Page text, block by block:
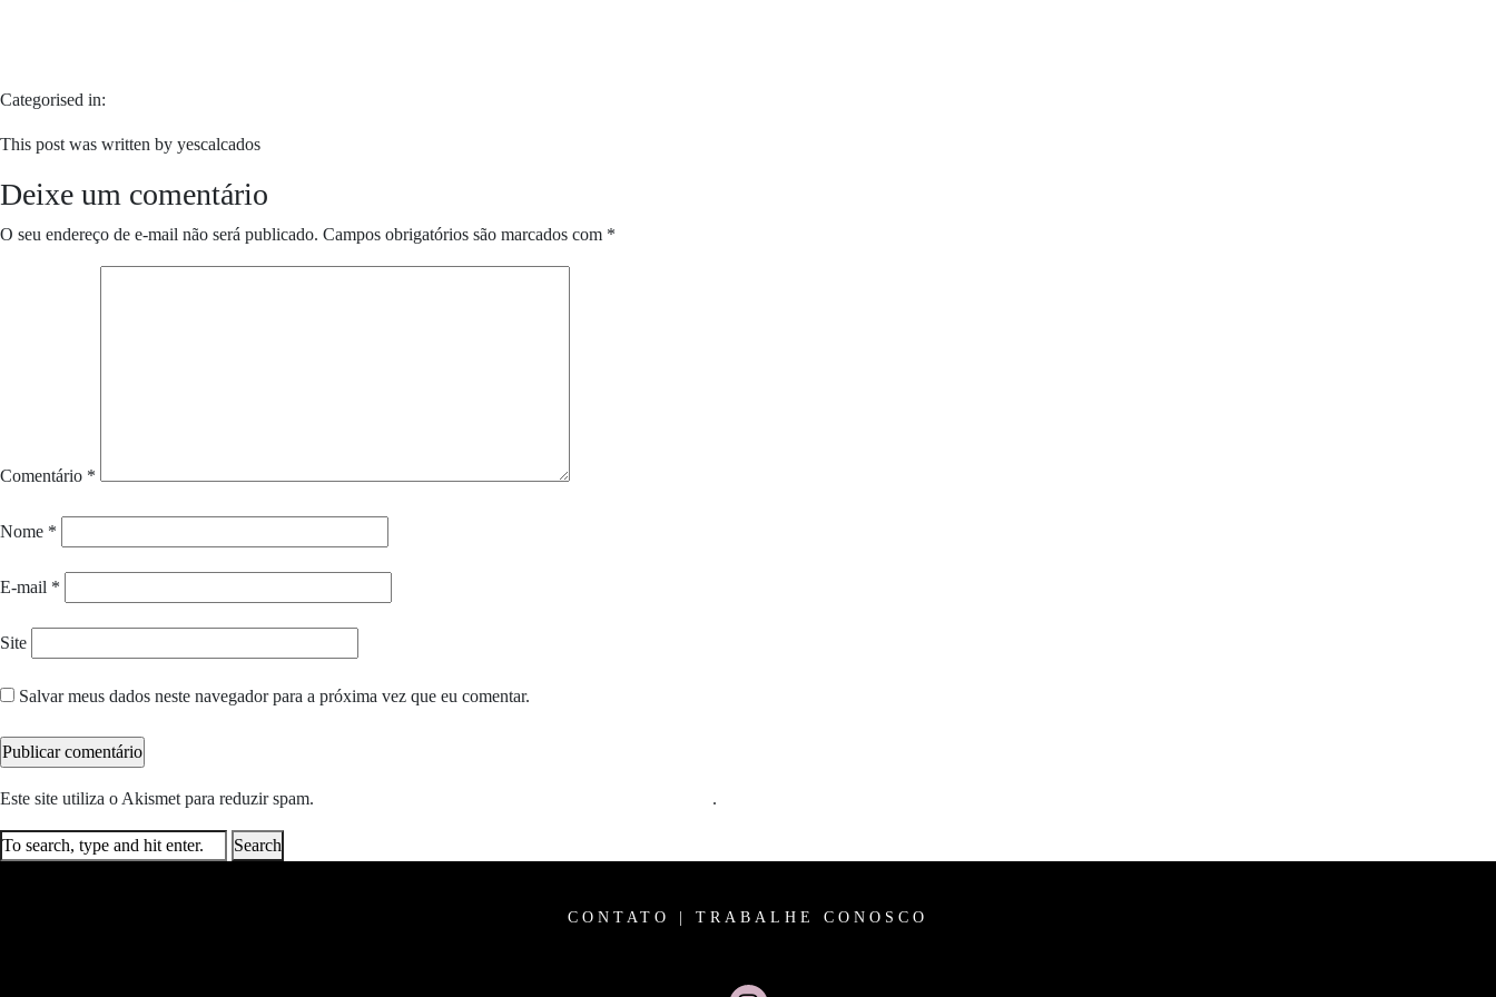
Categorised in:
This post was written by yescalcados
Deixe um comentário
O seu endereço de e-mail não será publicado. Campos obrigatórios são marcados com *
Comentário *
Nome *
E-mail *
Site
Salvar meus dados neste navegador para a próxima vez que eu comentar.
Este site utiliza o Akismet para reduzir spam. .
Search
CONTATO TRABALHE CONOSCO